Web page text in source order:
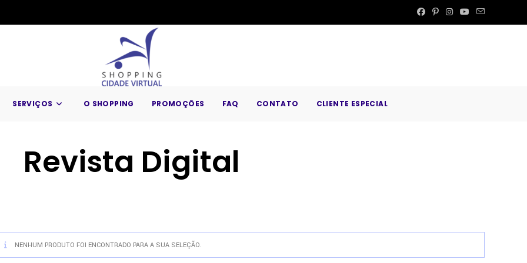
SERVIÇOS O SHOPPING PROMOÇÕES FAQ CONTATO CLIENTE ESPECIAL
Revista Digital
NENHUM PRODUTO FOI ENCONTRADO PARA A SUA SELEÇÃO.